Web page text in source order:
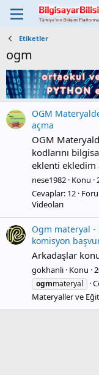
Etiketler
ogm
OGM
açma
OGM
kodlarını
eklenti ekledim
nese1982 Konu
Cevaplar: 12
Videoları
Ogm materyal
komisyon
Arkadaşlar
gokhanli Konu
ogmmateryal
Materyaller ve